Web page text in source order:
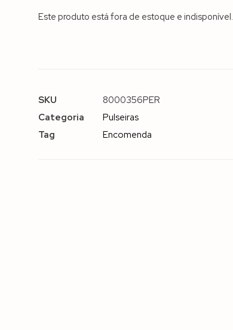
Este produto está fora de estoque e indisponível.
SKU
8000356PER
Categoria
Pulseiras
Tag
Encomenda